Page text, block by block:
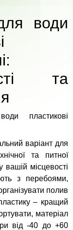
води
та
варіант для
та питної
місцевості
з перебоями,
полив
– кращий
матеріал
від -40 до +60